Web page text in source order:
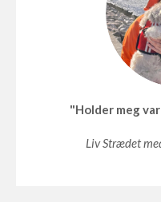
"Holder meg
Liv Strædet